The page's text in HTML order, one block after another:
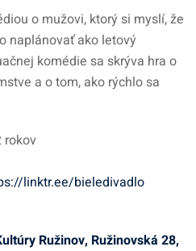
o mužovi, ktorý si myslí, že
naplánovať ako letový
komédie sa skrýva hra o
a o tom, ako rýchlo sa
rokov
linktr.ee/bieledivadlo
Ružinov, Ružinovská 28,